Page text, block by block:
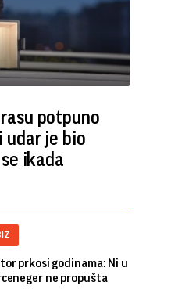
potpuno
udar je bio
ikada
prkosi godinama: Ni u
ne propušta